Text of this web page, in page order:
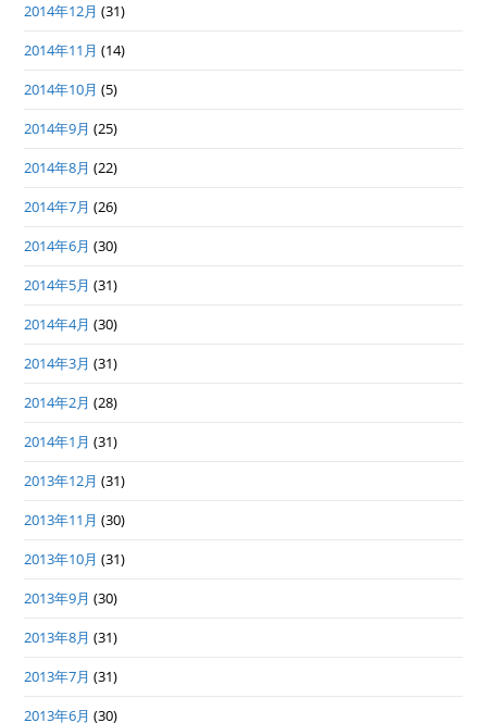
2014年12月 (31)
2014年11月 (14)
2014年10月 (5)
2014年9月 (25)
2014年8月 (22)
2014年7月 (26)
2014年6月 (30)
2014年5月 (31)
2014年4月 (30)
2014年3月 (31)
2014年2月 (28)
2014年1月 (31)
2013年12月 (31)
2013年11月 (30)
2013年10月 (31)
2013年9月 (30)
2013年8月 (31)
2013年7月 (31)
2013年6月 (30)